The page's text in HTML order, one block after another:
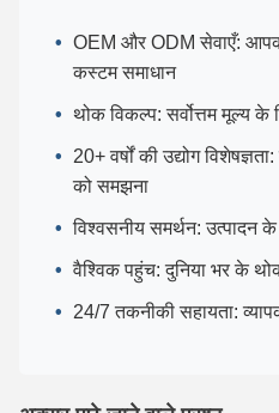
OEM और ODM सेवाएँ:
कस्टम समाधान
थोक विकल्प: सर्वोत्तम मूल्य के
20+ वर्षों की उद्योग
को समझना
विश्वसनीय समर्थन: उत्पादन
वैश्विक पहुंच: दुनिया भर के
24/7 तकनीकी सहायता: